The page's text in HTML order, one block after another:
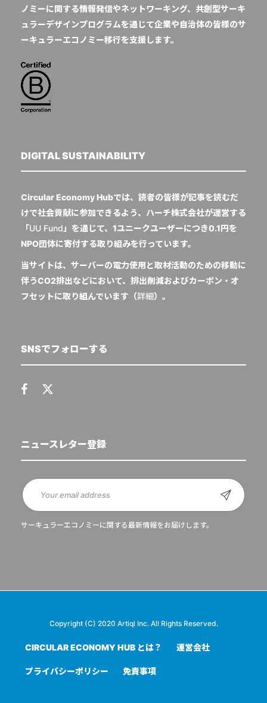
ノミーに関する情報発信やネットワーキング、共創型サーキ
ュラーデザインプログラムを通じて企業や自治体の皆様のサ
ーキュラーエコノミー移行を支援します。
DIGITAL SUSTAINABILITY
Circular Economy Hubでは、読者の皆様が記事を読むだ
けで社会貢献に参加できるよう、ハーチ株式会社が運営する
「UU Fund 」を通じて、1ユニークユーザーにつき0.1円を
NPO団体に寄付する取り組みを行っています。
当サイトは、サーバーの電力使用と取材活動のための移動に
伴うCO2排出などにおいて、排出削減およびカーボン・オ
フセットに取り組んでいます（詳細）。
SNSでフォローする
ニュースレター登録
サーキュラーエコノミーに関する最新情報をお届けします。
Copyright (C) 2020 Artiql Inc. All Rights Reserved.
CIRCULAR ECONOMY HUB とは？ 運営会社
プライバシーポリシー 免責事項